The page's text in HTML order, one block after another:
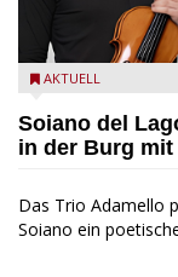
Trio Adamello
AKTUELL
Soiano del
in der Burg
Das Trio Adamello
Soiano ein